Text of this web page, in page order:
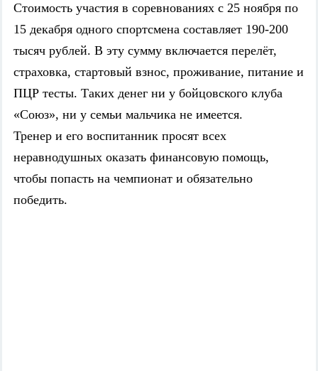
Стоимость участия в соревнованиях с 25 ноября по
15 декабря одного спортсмена составляет 190-200
тысяч рублей. В эту сумму включается перелёт,
страховка, стартовый взнос, проживание, питание и
ПЦР тесты. Таких денег ни у бойцовского клуба
«Союз», ни у семьи мальчика не имеется.
Тренер и его воспитанник просят всех
неравнодушных оказать финансовую помощь,
чтобы попасть на чемпионат и обязательно
победить.